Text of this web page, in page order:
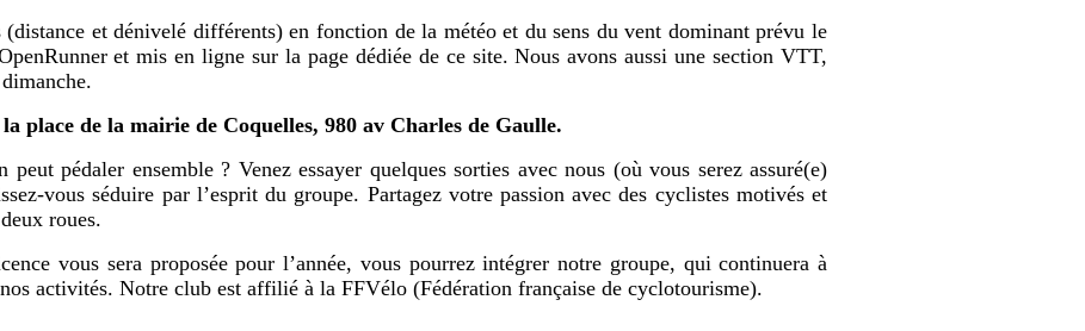
(distance et dénivelé différents) en fonction de la météo et du sens du vent dominant prévu le
et mis en ligne sur la page dédiée de ce site. Nous avons aussi une section VTT,
place de la mairie de Coquelles, 980 av Charles de Gaulle.
pédaler ensemble ? Venez essayer quelques sorties avec nous (où vous serez assuré(e)
vous séduire par l’esprit du groupe. Partagez votre passion avec des cyclistes motivés et
roues.
vous sera proposée pour l’année, vous pourrez intégrer notre groupe, qui continuera à
activités. Notre club est affilié à la FFVélo (Fédération française de cyclotourisme).